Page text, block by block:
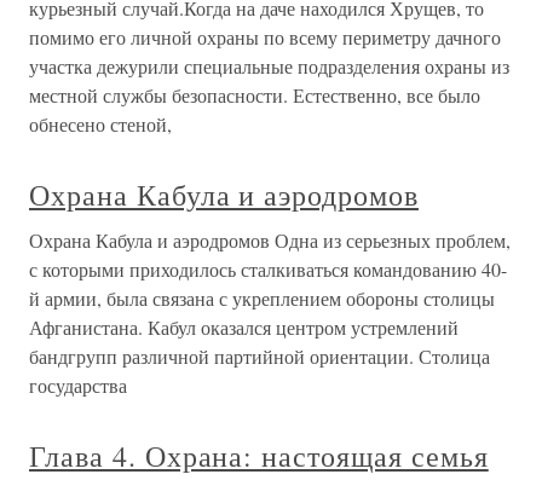
курьезный случай.Когда на даче находился Хрущев, то
помимо его личной охраны по всему периметру дачного
участка дежурили специальные подразделения охраны из
местной службы безопасности. Естественно, все было
обнесено стеной,
Охрана Кабула и аэродромов
Охрана Кабула и аэродромов Одна из серьезных проблем,
с которыми приходилось сталкиваться командованию 40-
й армии, была связана с укреплением обороны столицы
Афганистана. Кабул оказался центром устремлений
бандгрупп различной партийной ориентации. Столица
государства
Глава 4. Охрана: настоящая семья